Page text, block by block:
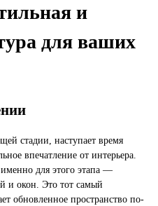
и
для ваших
стадии, наступает время
впечатление от интерьера.
для этого этапа —
и окон. Это тот самый
обновленное пространство по-